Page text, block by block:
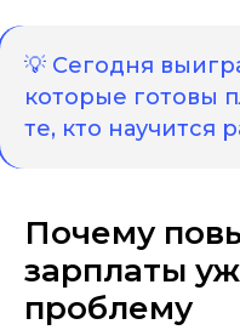
💡 Сегодня
которые готовы
те, кто научится
Почему
зарплаты
проблему